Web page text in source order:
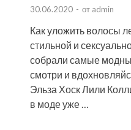
30.06.2020 - от admin
Как уложить волосы
стильной и
собрали самые
смотри и
Эльза Хоск Лили
в моде уже …